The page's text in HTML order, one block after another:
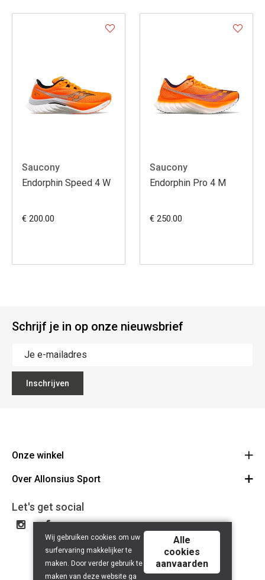
Saucony
Endorphin Speed 4 W
€ 200.00
Saucony
Endorphin Pro 4 M
€ 250.00
Schrijf je in op onze nieuwsbrief
Inschrijven
Onze winkel
Allonsius Sport
Route
Tel 02 356 46 46
BE0423.241.484
Over Allonsius Sport
Over ons
Onze merken
Cancel order
Let's get social
Wij gebruiken cookies om uw
surfervaring makkelijker te
maken. Door verder gebruik te
maken van deze website ga
Alle
cookies
aanvaarden